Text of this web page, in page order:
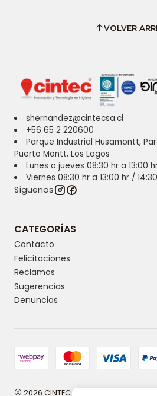
VOLVER
shernandez@cintecsa.cl
+56 65 2 220600
Parque Industrial Husamontt,
Puerto Montt, Los Lagos
Lunes a jueves 08:30 hr a 13:00
Viernes 08:30 hr a 13:00 hr /
Síguenos
CATEGORÍAS
Contacto
Felicitaciones
Reclamos
Sugerencias
Denuncias
2026 CINTEC | Innovación y